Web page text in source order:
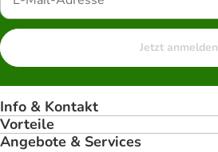
Jetzt anmelden
Info & Kontakt
Vorteile
Angebote & Services